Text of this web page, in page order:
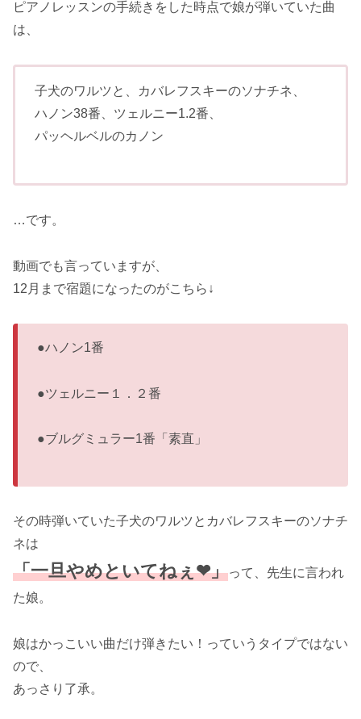
ピアノレッスンの手続きをした時点で娘が弾いていた曲
は、
子犬のワルツと、カバレフスキーのソナチネ、
ハノン38番、ツェルニー1.2番、
パッヘルベルのカノン
…です。
動画でも言っていますが、
12月まで宿題になったのがこちら↓
●ハノン1番
●ツェルニー１．２番
●ブルグミュラー1番「素直」
その時弾いていた子犬のワルツとカバレフスキーのソナチ
ネは
「一旦やめといてねぇ❤」って、先生に言われ
た娘。
娘はかっこいい曲だけ弾きたい！っていうタイプではない
ので、
あっさり了承。